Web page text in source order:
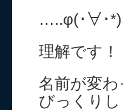
…..φ(･∀･
理解です！
名前が変
びっくり